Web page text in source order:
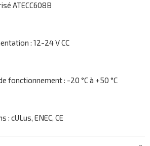
ATECC608B
: 12-24 V CC
fonctionnement : -20 °C à +50 °C
: cULus, ENEC, CE